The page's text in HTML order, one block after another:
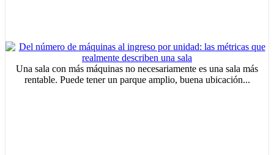
Una sala con más máquinas no necesariamente es una sala más
rentable. Puede tener un parque amplio, buena ubicación...